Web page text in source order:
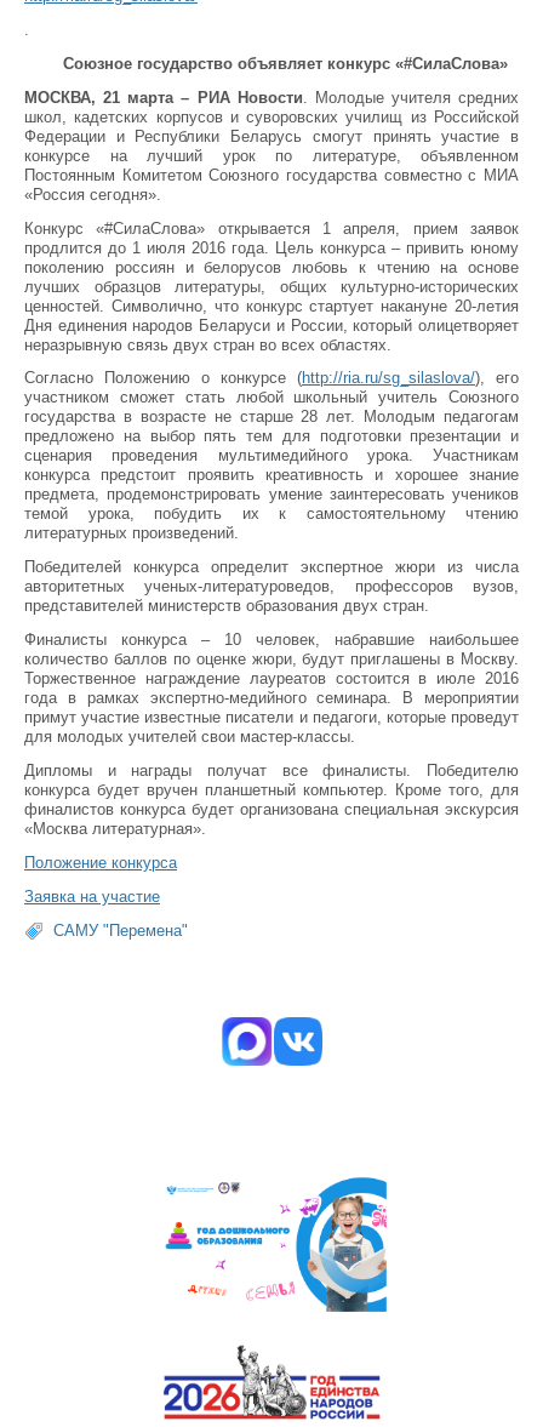
Союзное государство объявляет конкурс «#СилаСлова»
МОСКВА, 21 марта – РИА Новости . Молодые учителя средних
школ, кадетских корпусов и суворовских училищ из Российской
Федерации и Республики Беларусь смогут принять участие в
конкурсе на лучший урок по литературе, объявленном
Постоянным Комитетом Союзного государства совместно с МИА
«Россия сегодня».
Конкурс «#СилаСлова» открывается 1 апреля, прием заявок
продлится до 1 июля 2016 года. Цель конкурса – привить юному
поколению россиян и белорусов любовь к чтению на основе
лучших образцов литературы, общих культурно-исторических
ценностей. Символично, что конкурс стартует накануне 20-летия
Дня единения народов Беларуси и России, который олицетворяет
неразрывную связь двух стран во всех областях.
Согласно Положению о конкурсе (http://ria.ru/sg_silaslova/), его
участником сможет стать любой школьный учитель Союзного
государства в возрасте не старше 28 лет. Молодым педагогам
предложено на выбор пять тем для подготовки презентации и
сценария проведения мультимедийного урока. Участникам
конкурса предстоит проявить креативность и хорошее знание
предмета, продемонстрировать умение заинтересовать учеников
темой урока, побудить их к самостоятельному чтению
литературных произведений.
Победителей конкурса определит экспертное жюри из числа
авторитетных ученых-литературоведов, профессоров вузов,
представителей министерств образования двух стран.
Финалисты конкурса – 10 человек, набравшие наибольшее
количество баллов по оценке жюри, будут приглашены в Москву.
Торжественное награждение лауреатов состоится в июле 2016
года в рамках экспертно-медийного семинара. В мероприятии
примут участие известные писатели и педагоги, которые проведут
для молодых учителей свои мастер-классы.
Дипломы и награды получат все финалисты. Победителю
конкурса будет вручен планшетный компьютер. Кроме того, для
финалистов конкурса будет организована специальная экскурсия
«Москва литературная».
Положение конкурса
Заявка на участие
САМУ "Перемена"